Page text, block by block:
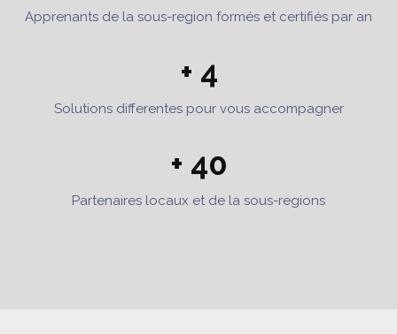
Apprenants de la sous-region formés et certifiés par an
+ 4
Solutions differentes pour vous accompagner
+ 40
Partenaires locaux et de la sous-regions